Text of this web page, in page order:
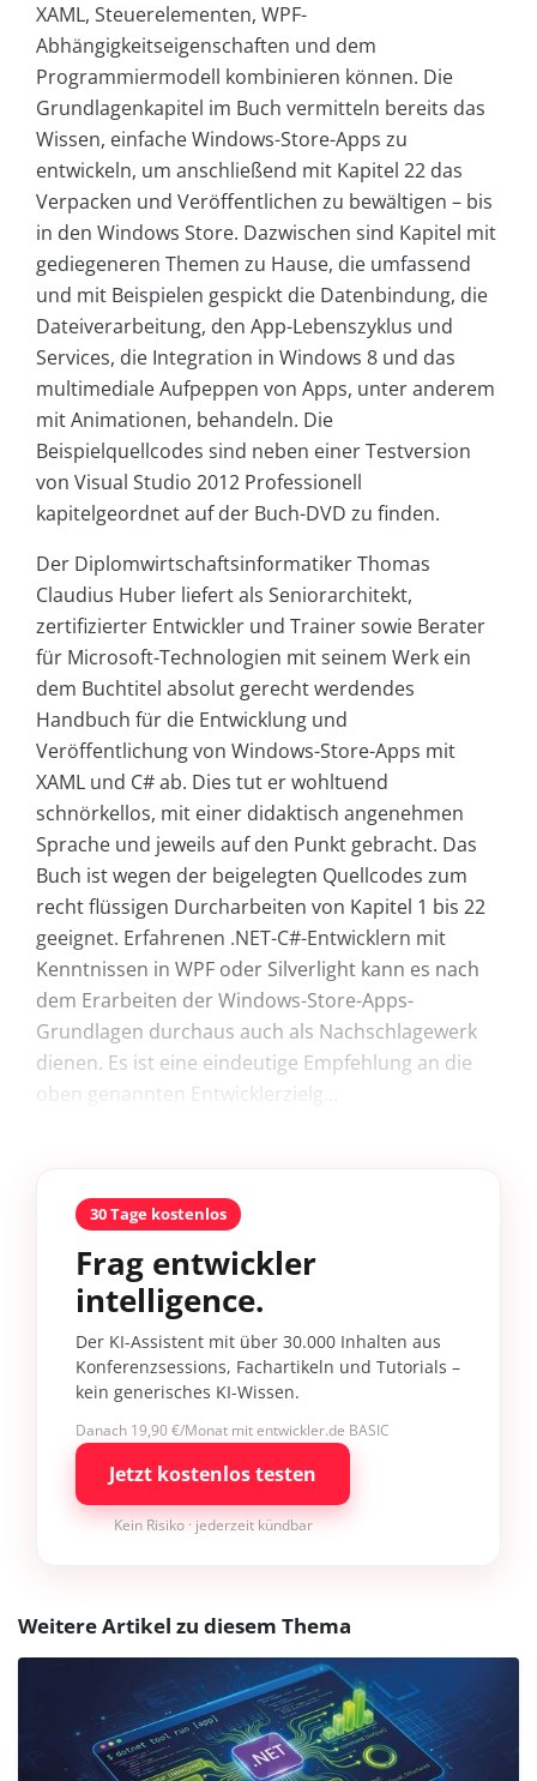
XAML, Steuerelementen, WPF-
Abhängigkeitseigenschaften und dem
Programmiermodell kombinieren können. Die
Grundlagenkapitel im Buch vermitteln bereits das
Wissen, einfache Windows-Store-Apps zu
entwickeln, um anschließend mit Kapitel 22 das
Verpacken und Veröffentlichen zu bewältigen – bis
in den Windows Store. Dazwischen sind Kapitel mit
gediegeneren Themen zu Hause, die umfassend
und mit Beispielen gespickt die Datenbindung, die
Dateiverarbeitung, den App-Lebenszyklus und
Services, die Integration in Windows 8 und das
multimediale Aufpeppen von Apps, unter anderem
mit Animationen, behandeln. Die
Beispielquellcodes sind neben einer Testversion
von Visual Studio 2012 Professionell
kapitelgeordnet auf der Buch-DVD zu finden.
Der Diplomwirtschaftsinformatiker Thomas
Claudius Huber liefert als Seniorarchitekt,
zertifizierter Entwickler und Trainer sowie Berater
für Microsoft-Technologien mit seinem Werk ein
dem Buchtitel absolut gerecht werdendes
Handbuch für die Entwicklung und
Veröffentlichung von Windows-Store-Apps mit
XAML und C# ab. Dies tut er wohltuend
schnörkellos, mit einer didaktisch angenehmen
Sprache und jeweils auf den Punkt gebracht. Das
Buch ist wegen der beigelegten Quellcodes zum
recht flüssigen Durcharbeiten von Kapitel 1 bis 22
geeignet. Erfahrenen .NET-C#-Entwicklern mit
Kenntnissen in WPF oder Silverlight kann es nach
dem Erarbeiten der Windows-Store-Apps-
Grundlagen durchaus auch als Nachschlagewerk
dienen. Es ist eine eindeutige Empfehlung an die
oben genannten Entwicklerzielg...
30 Tage kostenlos
Frag entwickler
intelligence.
Der KI-Assistent mit über 30.000 Inhalten aus
Konferenzsessions, Fachartikeln und Tutorials –
kein generisches KI-Wissen.
Danach 19,90 €/Monat mit entwickler.de BASIC
Jetzt kostenlos testen
Kein Risiko · jederzeit kündbar
Weitere Artikel zu diesem Thema